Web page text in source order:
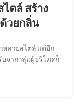
ตล์ สร้าง
วยกลิ่น
หลายสไตล์ แต่อีก
จากกลุ่มผู้บริโภคก็